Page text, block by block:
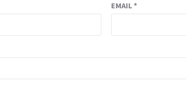
EMAIL*